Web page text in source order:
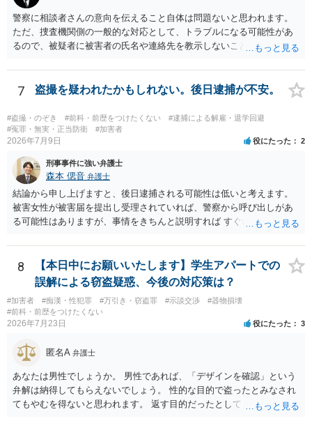
警察に相談者さんの意向を伝えること自体は問題ないと思われます。
ただ、捜査機関側の一般的な対応として、トラブルになる可能性があ
るので、被疑者に被害者の氏名や連絡先を教示しないことがあり得ま
でしたら、弁護士に依頼される必要が生じます。 なお、捜査機関の言
う「横領罪」は、相談の背景に記載されている事情から占有離脱物横
7 盗撮を疑われたかもしれない。後日逮捕が不安。
#盗撮・のぞき #前科・前歴をつけたくない
#逮捕による解雇・退学回避
#冤罪・無実・正当防衛
#加害者
2026年7月9日 役にたった 2
刑事事件に強い弁護士
森本 偲音 弁護士
結論から申し上げますと、後日逮捕される可能性は低いと考えます。
被害女性が被害届を提出し受理されていれば、警察から呼び出しがあ
る可能性はありますが、事情をきちんと説明すれば すぐに逮捕される
の画像が盗撮した画像等であれば別途問題となる可能性はあります
が、被害者が特定できない以上、 立件することは難しく、厳重注意で
終わる可能性が高いかと存じます。 以上ご参考までに。
8
【本日中にお願いいたします】学生アパートでの
誤解による窃盗疑惑、今後の対応策は？
#加害者 #痴漢・性犯罪 #万引き・窃盗罪 #示談交渉
#器物損壊
#前科・前歴をつけたくない
2026年7月23日 役にたった 3
匿名A 弁護士
あなたは男性でしょうか。 男性であれば、「デザインを確認」という
弁解は納得してもらえないでしょう。 性的な目的で盗ったとみなされ
てもやむを得ないと思われます。 返す目的だったとしても、性的な目